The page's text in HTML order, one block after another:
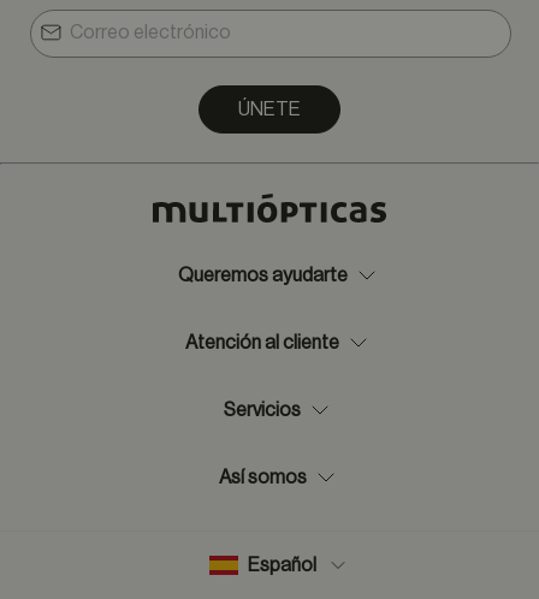
ÚNETE
Queremos ayudarte
Atención al cliente
Servicios
Así somos
Español